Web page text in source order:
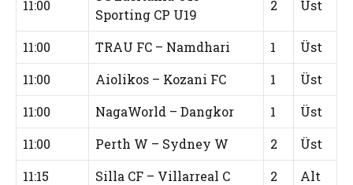
11:00
Sporting CP U19
2 Üst
11:00 TRAU FC – Namdhari 1
Üst
11:00
Aiolikos – Kozani FC 1
Üst
11:00
NagaWorld – Dangkor 1
Üst
11:00
Perth W – Sydney W 2
Üst
11:15
Silla CF – Villarreal C 2 Alt